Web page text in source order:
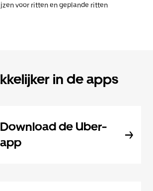
voor ritten en geplande ritten
in de apps
Download de Uber-
app